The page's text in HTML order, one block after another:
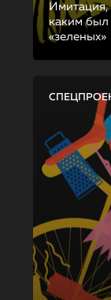
каким был
«зеленых»